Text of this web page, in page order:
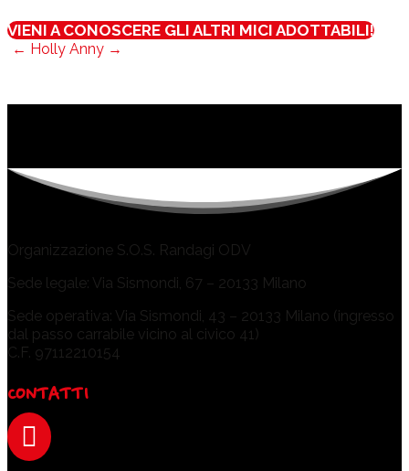
VIENI A CONOSCERE GLI ALTRI MICI ADOTTABILI!
← Holly Anny →
Organizzazione S.O.S. Randagi ODV
Sede legale: Via Sismondi, 67 – 20133 Milano
Sede operativa: Via Sismondi, 43 – 20133 Milano (ingresso
dal passo carrabile vicino al civico 41)
C.F. 97112210154
CONTATTI
